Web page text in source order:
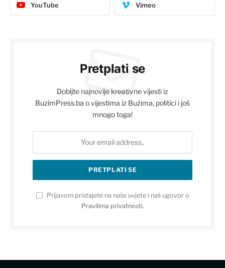
YouTube Vimeo
Pretplati se
Dobijte najnovije kreativne vijesti iz
BuzimPress.ba o vijestima iz Bužima, politici i još
mnogo toga!
Prijavom pristajete na naše uvjete i naš ugovor o
Pravilima privatnosti.